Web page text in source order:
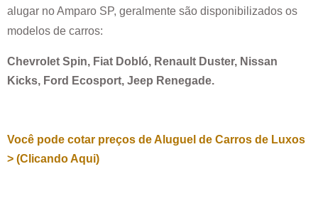
alugar noAmparo SP, geralmente são disponibilizados os
modelos de carros:
Chevrolet Spin, Fiat Dobló, Renault Duster, Nissan
Kicks, Ford Ecosport, Jeep Renegade.
Você pode cotar preços de Aluguel de Carros de Luxos
> (Clicando Aqui)